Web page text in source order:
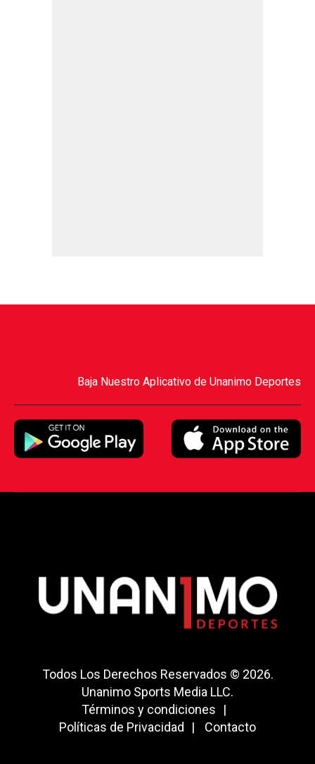
Baja Nuestro Aplicativo de Unanimo Deportes
Todos Los Derechos Reservados © 2026.
Unanimo Sports Media LLC.
Términos y condiciones
Políticas de Privacidad
Contacto